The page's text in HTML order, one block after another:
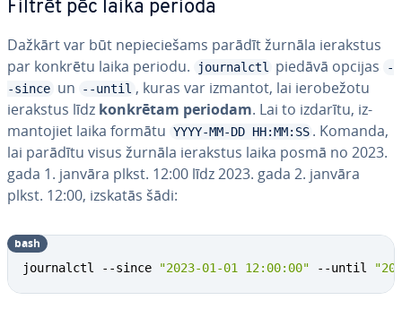
Filtrēt pēc laika perioda
Dažkārt var būt ne­pie­cie­šams parādīt žurnāla ierakstus
par konkrētu laika periodu.
journalctl piedāvā opcijas
-
-since un --until , kuras var izmantot, lai ie­ro­be­žo­tu
ierakstus līdz konkrētam periodam. Lai to izdarītu, iz­
man­to­jiet laika formātu YYYY-MM-DD HH:MM:SS . Komanda,
lai parādītu visus žurnāla ierakstus laika posmā no 2023.
gada 1. janvāra plkst. 12:00 līdz 2023. gada 2. janvāra
plkst. 12:00, izskatās šādi:
journalctl --since "2023-01-01 12:00:00" --until
bash